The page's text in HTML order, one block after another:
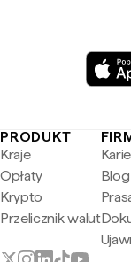
PRODUKT
Kraje
Opłaty
Krypto
Przelicznik walut
Blog